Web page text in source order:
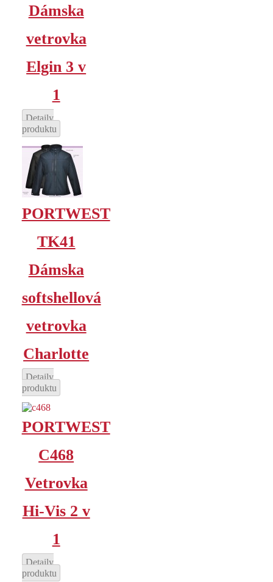
Dámska
vetrovka
Elgin 3 v
1
Detaily
produktu
PORTWEST
TK41
Dámska
softshellová
vetrovka
Charlotte
Detaily
produktu
PORTWEST
C468
Vetrovka
Hi-Vis 2 v
1
Detaily
produktu